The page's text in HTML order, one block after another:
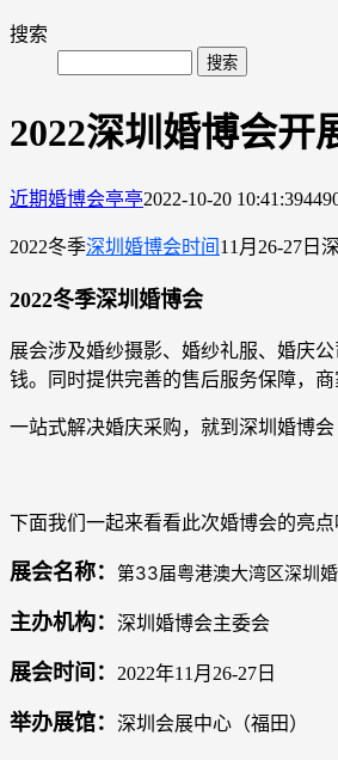
搜索
2022深圳婚博会开
近期婚博会亭亭2022-10-20 10:41:39
2022冬季深圳婚博会时间 11月26-27日
2022冬季深圳婚博会
展会涉及婚纱摄影、婚纱礼服、婚庆
钱。同时提供完善的售后服务保障，
一站式解决婚庆采购，就到深圳婚博会
下面我们一起来看看此次婚博会的亮点
展会名称： 第33届粤港澳大湾区深圳
主办机构： 深圳婚博会主委会
展会时间： 2022年11月26-27日
举办展馆： 深圳会展中心（福田）